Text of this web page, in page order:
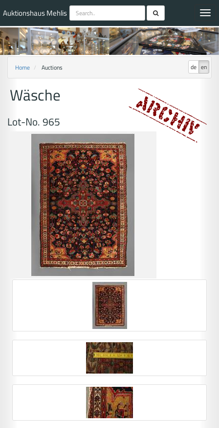
Auktionshaus Mehlis
de en
Home Auctions
Wäsche
Lot-No. 965